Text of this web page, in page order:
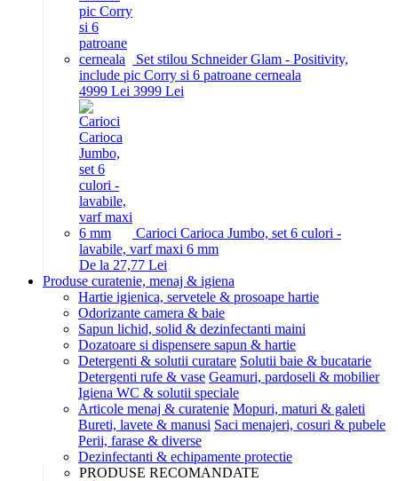
Set stilou Schneider Glam - Positivity,
include pic Corry si 6 patroane cerneala
4999 Lei 3999 Lei
Carioci Carioca Jumbo, set 6 culori -
lavabile, varf maxi 6 mm
De la 27,77 Lei
Produse curatenie, menaj & igiena
Hartie igienica, servetele & prosoape hartie
Odorizante camera & baie
Sapun lichid, solid & dezinfectanti maini
Dozatoare si dispensere sapun & hartie
Detergenti & solutii curatare Solutii baie & bucatarie
Detergenti rufe & vase Geamuri, pardoseli & mobilier
Igiena WC & solutii speciale
Articole menaj & curatenie Mopuri, maturi & galeti
Bureti, lavete & manusi Saci menajeri, cosuri & pubele
Perii, farase & diverse
Dezinfectanti & echipamente protectie
PRODUSE RECOMANDATE